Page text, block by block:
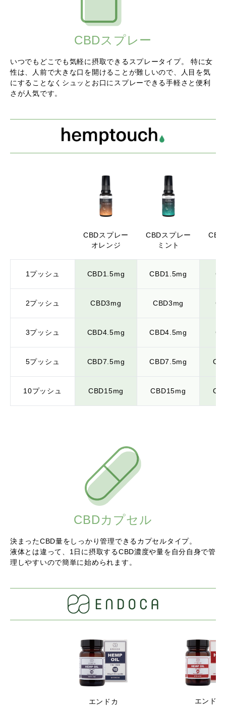
CBDスプレー
いつでもどこでも気軽に摂取できるスプレータイプ。
特に女
性は、人前で大きな口を開けることが難しいので、
人目を気
にすることなくシュッとお口にスプレーできる手軽さと便利
さが人気です。
CBDスプレー
オレンジ
CBDスプレー
ミント
CBD
1プッシュ CBD1.5mg CBD1.5mg
2プッシュ CBD3mg CBD3mg
3プッシュ CBD4.5mg CBD4.5mg
5プッシュ CBD7.5mg CBD7.5mg
10プッシュ CBD15mg CBD15mg
CBDカプセル
決まったCBD量をしっかり管理できるカプセルタイプ。
液体とは違って、1日に摂取するCBD濃度や量を自分自身で管
理しやすいので簡単に始められます。
エンドカ エンドカ